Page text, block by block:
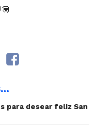
💟
para desear feliz San